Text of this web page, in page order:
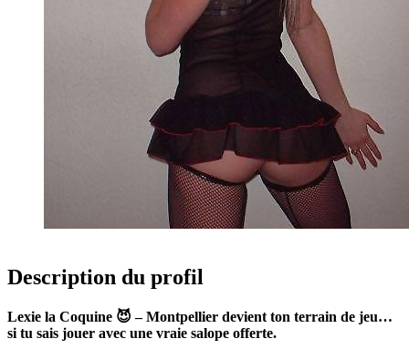
Description du profil
Lexie la Coquine 😈 – Montpellier devient ton terrain de jeu…
si tu sais jouer avec une vraie salope offerte.